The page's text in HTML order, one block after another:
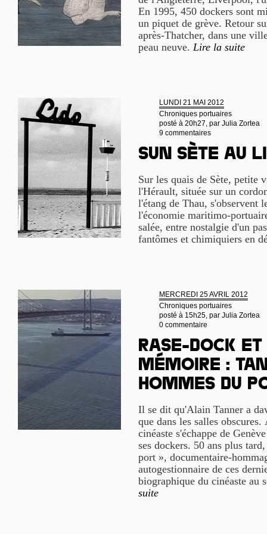
En 1995, 450 dockers sont
un piquet de grève. Retour
après-Thatcher, dans une
peau neuve. Lire la suite
LUNDI 21 MAI 2012
Chroniques portuaires
posté à 20h27, par Julia Zortea
9 commentaires
Sun Sète au
Sur les quais de Sète, petite
l'Hérault, située sur un
l'étang de Thau, s'observent
l'économie maritimo-
salée, entre nostalgie d'un
fantômes et chimiquiers en
MERCREDI 25 AVRIL 2012
Chroniques portuaires
posté à 15h25, par Julia Zortea
0 commentaire
Rase-dock
mémoire :
hommes du
Il se dit qu'Alain Tanner a
que dans les salles
cinéaste s'échappe de
ses dockers. 50 ans plus
port », documentaire-
autogestionnaire de ces
biographique du cinéaste au
suite